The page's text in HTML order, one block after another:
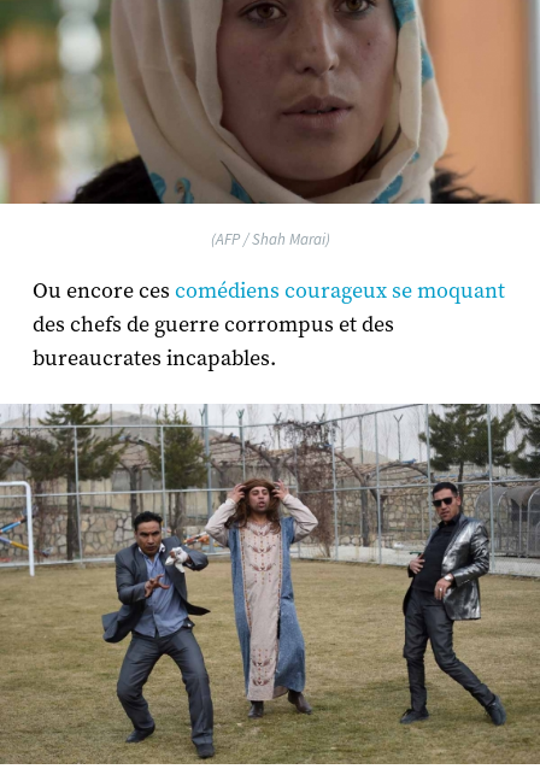
(AFP / Shah Marai)
Ou encore ces comédiens courageux se moquant
des chefs de guerre corrompus et des
bureaucrates incapables.